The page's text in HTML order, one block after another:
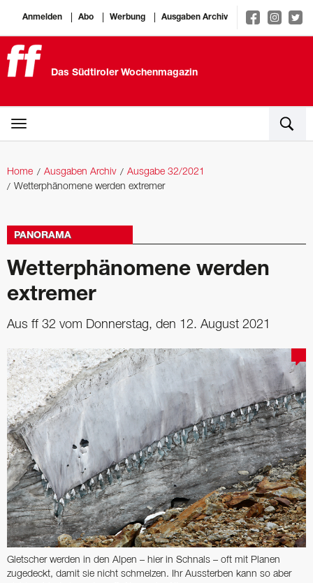
Anmelden Abo Werbung Ausgaben Archiv
Das Südtiroler Wochenmagazin
Home Ausgaben Archiv
Ausgabe 32/2021
Wetterphänomene werden extremer
PANORAMA
Wetterphänomene werden
extremer
Aus ff 32 vom Donnerstag, den 12. August 2021
Gletscher werden in den Alpen – hier in Schnals – oft mit Planen
zugedeckt, damit sie nicht schmelzen. Ihr Aussterben kann so aber